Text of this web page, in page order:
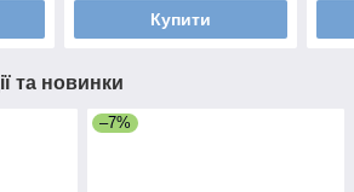
Купити
та новинки
–7%